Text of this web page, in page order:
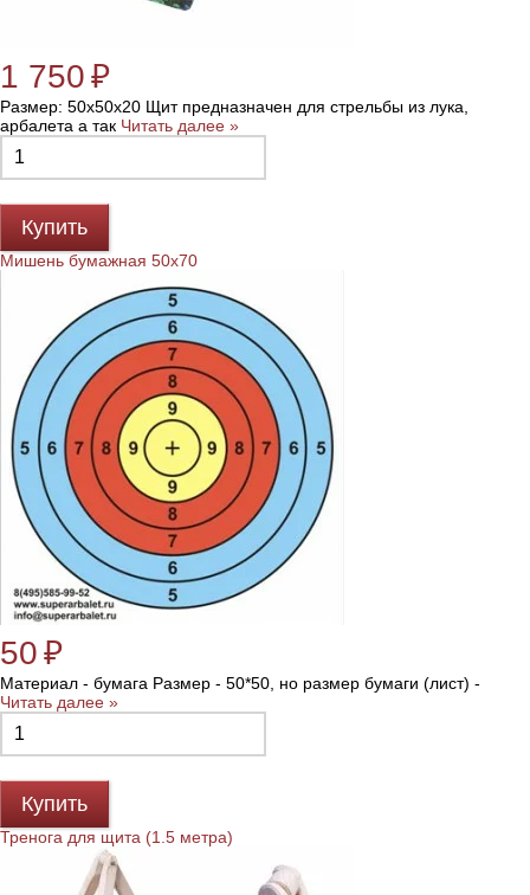
1 750₽
Размер: 50х50х20 Щит предназначен для стрельбы из лука,
арбалета а так Читать далее »
Купить
Мишень бумажная 50x70
50₽
Материал - бумага Размер - 50*50, но размер бумаги (лист) -
Читать далее »
Купить
Тренога для щита (1.5 метра)